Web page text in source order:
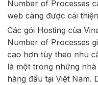
Number of Processes
web càng được cải
Các gói Hosting của
Number of Processes
cao hơn tùy theo nhu
là một trong những
hàng đầu tại Việt Nam.